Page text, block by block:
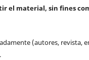
el material, sin fines
(autores, revista,